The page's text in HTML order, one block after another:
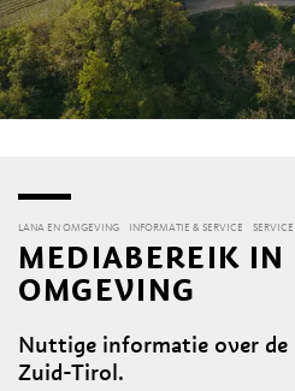
LANA EN OMGEVING INFORMATIE & SERVICE SERVICE
MEDIABEREIK IN
OMGEVING
Nuttige informatie over de
Zuid-Tirol.